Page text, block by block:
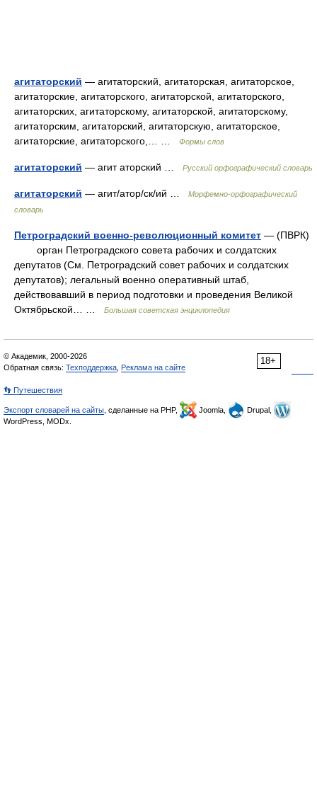
агитаторский — агитаторский, агитаторская, агитаторское,
агитаторские, агитаторского, агитаторской, агитаторского,
агитаторских, агитаторскому, агитаторской, агитаторскому,
агитаторским, агитаторский, агитаторскую, агитаторское,
агитаторские, агитаторского,… …
Формы слов
агитаторский — агит аторский … Русский орфографический словарь
агитаторский — агит/атор/ск/ий …
Морфемно-орфографический
словарь
Петроградский военно-революционный комитет — (ПВРК)
орган Петроградского совета рабочих и солдатских
депутатов (См. Петроградский совет рабочих и солдатских
депутатов); легальный военно оперативный штаб,
действовавший в период подготовки и проведения Великой
Октябрьской… …
Большая советская энциклопедия
18+
© Академик, 2000-2026
Обратная связь: Техподдержка Реклама на сайте
👣 Путешествия
Экспорт словарей на сайты , сделанные на PHP, Joomla,
Drupal,
WordPress, MODx.